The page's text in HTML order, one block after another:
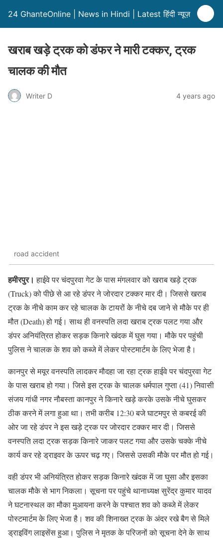
24 GhanteOnline | News in Hindi | Latest हिंदी न्यूज़
खराब खड़े ट्रक को डंफर ने मारी टक्कर, ट्रक
चालक की मौत
Writer D 4 years ago
road accident
हमीरपुर। हाईवे पर चंदपुरवा गेट के पास मंगलवार को खराब खड़े ट्रक
(Truck) को पीछे से आ रहे डंपर ने जोरदार टक्कर मार दी। जिससे खराब
ट्रक के नीचे काम कर रहे चालक के टायरों के नीचे दब जाने से मौके पर ही
मौत (Death) हो गई। साथ ही वनस्पति लदा खराब ट्रक पलट गया और
डंपर अनियंत्रित होकर सड़क किनारे खंदक में घुस गया। मौके पर पहुंची
पुलिस ने चालक के शव को कब्जे में लेकर पोस्टमार्टम के लिए भेजा है।
कानपुर से मयूर वनस्पति लादकर मौदहा जा रहा ट्रक हाईवे पर चंदपुरवा गेट
के पास खराब हो गया। जिसे इस ट्रक के चालक धर्मपाल गुप्ता (41) निवासी
संजय गांधी नगर नौबस्ता कानपुर ने किनारे खड़े करके उसके नीचे घुसकर
ठीक करने में लगा हुआ था। तभी करीब 12:30 बजे घाटमपुर से कबरई की
ओर जा रहे डंपर ने इस खड़े ट्रक पर जोरदार टक्कर मार दी। जिससे
वनस्पति लदा ट्रक सड़क किनारे जाकर पलट गया और उसके चक्के नीचे
कार्य कर रहे ड्राइवर के ऊपर चढ़ गए। जिससे उसकी मौके पर मौत हो गई।
वही डंपर भी अनियंत्रित होकर सड़क किनारे खंदक में जा घुसा और इसका
चालक मौके से भाग निकला। सूचना पर पहुंचे थानाध्यक्ष सुरेंद्र कुमार यादव
ने घटनास्थल का मौका मुआयना करने के पश्चात शव को कब्जे में लेकर
पोस्टमार्टम के लिए भेजा है। शव की शिनाख्त ट्रक के अंदर रखे बैग से मिले
ड्राइविंग लाइसेंस हुआ। पुलिस ने मृतक के परिजनों को सूचना देने के साथ